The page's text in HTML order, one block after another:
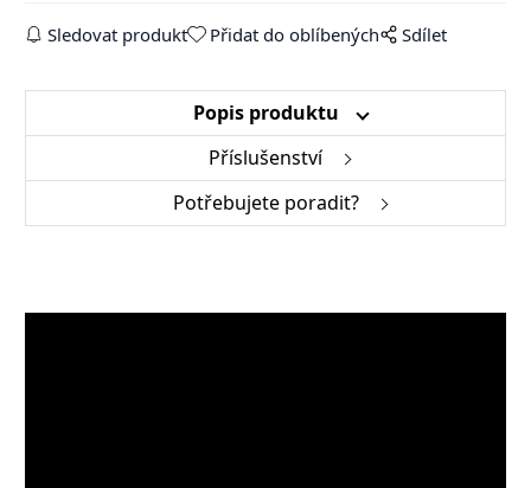
Sledovat produkt Přidat do oblíbených Sdílet
Popis produktu
Příslušenství
Potřebujete poradit?